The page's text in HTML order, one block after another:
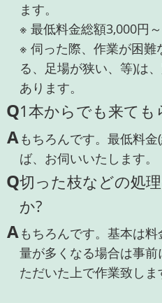
ます。
※ 最低料金総額3,000円～
※ 伺った際、作業が困難
る、足場が狭い、等)は
あります。
Q1本からでも来ても
Aもちろんです。最低料
ば、お伺いいたします。
Q切った枝などの処
か?
Aもちろんです。基本は料
量が多くなる場合は事
ただいた上で作業致しま